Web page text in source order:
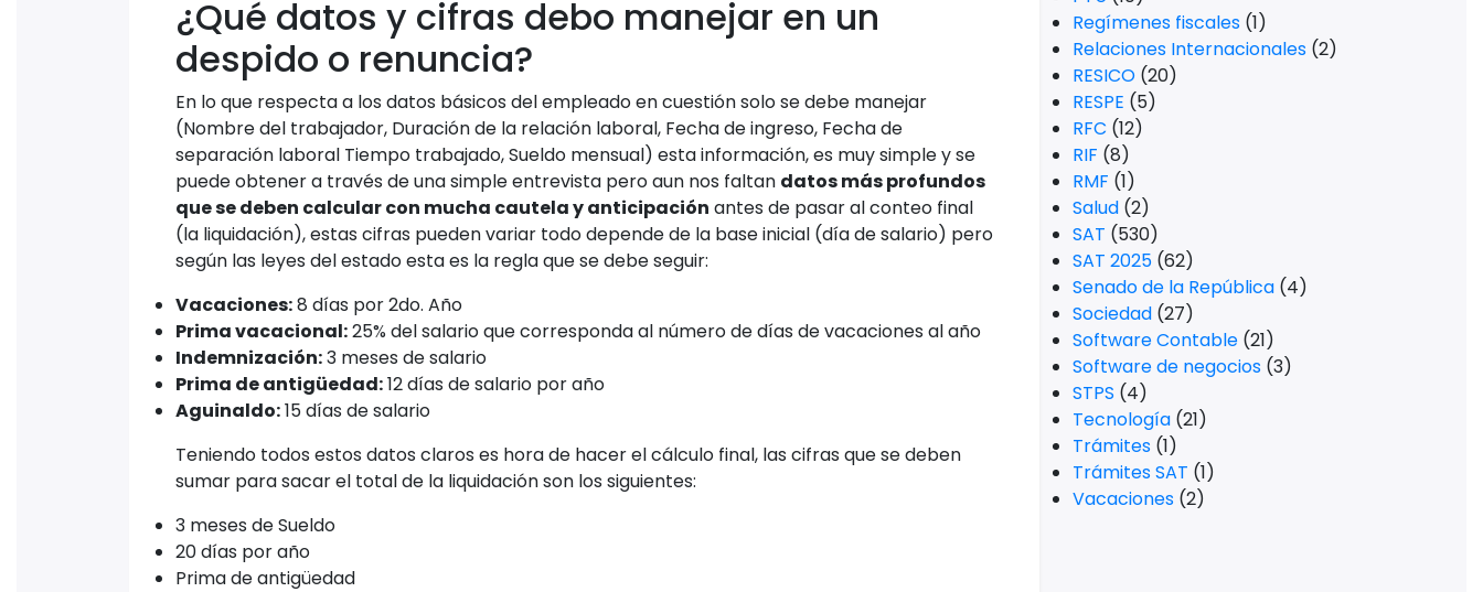
¿Qué datos y cifras debo manejar en un
despido o renuncia?
En lo que respecta a los datos básicos del empleado en cuestión solo se debe manejar
(Nombre del trabajador, Duración de la relación laboral, Fecha de ingreso, Fecha de
separación laboral Tiempo trabajado, Sueldo mensual) esta información, es muy simple y se
puede obtener a través de una simple entrevista pero aun nos faltan datos más profundos
que se deben calcular con mucha cautela y anticipación antes de pasar al conteo final
(la liquidación), estas cifras pueden variar todo depende de la base inicial (día de salario) pero
según las leyes del estado esta es la regla que se debe seguir:
Vacaciones:8 días por 2do. Año
Prima vacacional:25% del salario que corresponda al número de días de vacaciones al año
Indemnización:3 meses de salario
Prima de antigüedad:12 días de salario por año
Aguinaldo:15 días de salario
Teniendo todos estos datos claros es hora de hacer el cálculo final, las cifras que se deben
sumar para sacar el total de la liquidación son los siguientes:
3 meses de Sueldo
20 días por año
Prima de antigüedad
Regímenes fiscales (1)
Relaciones Internacionales (2)
RESICO (20)
RESPE (5)
RFC (12)
RIF (8)
RMF (1)
Salud (2)
SAT (530)
SAT 2025 (62)
Senado de la República (4)
Sociedad (27)
Software Contable (21)
Software de negocios (3)
STPS (4)
Tecnología (21)
Trámites (1)
Trámites SAT (1)
Vacaciones (2)